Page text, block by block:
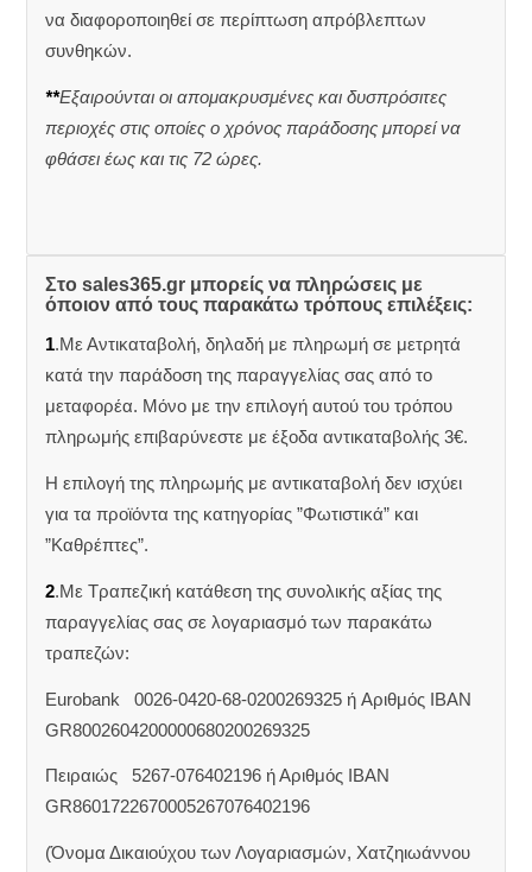
να διαφοροποιηθεί σε περίπτωση απρόβλεπτων
συνθηκών.
**Εξαιρούνται οι απομακρυσμένες και δυσπρόσιτες
περιοχές στις οποίες ο χρόνος παράδοσης μπορεί να
φθάσει έως και τις 72 ώρες.
Στο sales365.gr μπορείς να πληρώσεις με
όποιον από τους παρακάτω τρόπους επιλέξεις:
1.Με Αντικαταβολή, δηλαδή με πληρωμή σε μετρητά
κατά την παράδοση της παραγγελίας σας από το
μεταφορέα. Μόνο με την επιλογή αυτού του τρόπου
πληρωμής επιβαρύνεστε με έξοδα αντικαταβολής 3€.
Η επιλογή της πληρωμής με αντικαταβολή δεν ισχύει
για τα προϊόντα της κατηγορίας ”Φωτιστικά” και
”Καθρέπτες”.
2.Με Τραπεζική κατάθεση της συνολικής αξίας της
παραγγελίας σας σε λογαριασμό των παρακάτω
τραπεζών:
Eurobank 0026-0420-68-0200269325 ή Aριθμός IBAN
GR8002604200000680200269325
Πειραιώς 5267-076402196 ή Αριθμός IBAN
GR8601722670005267076402196
(Όνομα Δικαιούχου των Λογαριασμών, Χατζηιωάννου